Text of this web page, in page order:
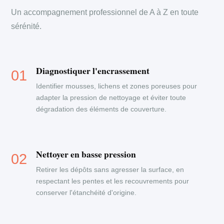
Un accompagnement professionnel de A à Z en toute
sérénité.
Diagnostiquer l'encrassement
Identifier mousses, lichens et zones poreuses pour
adapter la pression de nettoyage et éviter toute
dégradation des éléments de couverture.
Nettoyer en basse pression
Retirer les dépôts sans agresser la surface, en
respectant les pentes et les recouvrements pour
conserver l'étanchéité d'origine.